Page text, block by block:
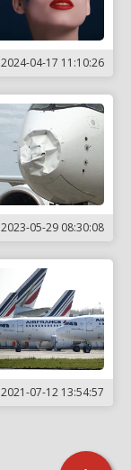
2024-04-17 11:10:26
2023-05-29 08:30:08
2021-07-12 13:54:57